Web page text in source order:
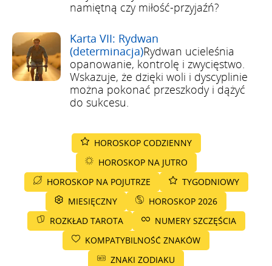
namiętną czy miłość-przyjaźń?
Karta VII: Rydwan
(determinacja)Rydwan ucieleśnia
opanowanie, kontrolę i zwycięstwo.
Wskazuje, że dzięki woli i dyscyplinie
można pokonać przeszkody i dążyć
do sukcesu.
HOROSKOP CODZIENNY
HOROSKOP NA JUTRO
HOROSKOP NA POJUTRZE
TYGODNIOWY
MIESIĘCZNY
HOROSKOP 2026
ROZKŁAD TAROTA
NUMERY SZCZĘŚCIA
KOMPATYBILNOŚĆ ZNAKÓW
ZNAKI ZODIAKU